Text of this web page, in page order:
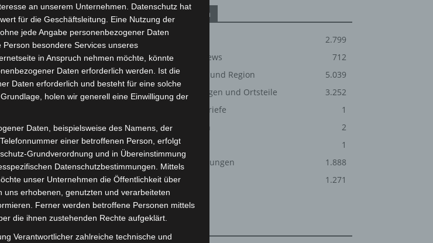
von Feuerwehr,
Am Ufer und auf dem
Strömungsretter zum Einsatz.
aus der Luft.
Stelle der
keine medizinische
waren 40 Einsatzkräfte von
Kategorien
2.799
Corona-News
712
Hannover und Region
5.039
Langenhagen und Ortsteile
3.252
Leserbriefe
1
Menschen
2
Über uns
1
Veranstaltungen
1.888
Welt
1.271
an unserem Unternehmen. Datenschutz hat
für die Geschäftsleitung. Eine Nutzung der
jede Angabe personenbezogener Daten
besondere Services unseres
in Anspruch nehmen möchte, könnte
Daten erforderlich werden. Ist die
Daten erforderlich und besteht für eine solche
holen wir generell eine Einwilligung der
Daten, beispielsweise des Namens, der
einer betroffenen Person, erfolgt
Grundverordnung und in Übereinstimmung
Datenschutzbestimmungen. Mittels
unser Unternehmen die Öffentlichkeit über
uns erhobenen, genutzten und verarbeiteten
Ferner werden betroffene Personen mittels
die ihnen zustehenden Rechte aufgeklärt.
Verantwortlicher zahlreiche technische und